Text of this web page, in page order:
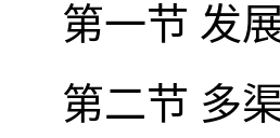
第一节 发
第二节 多